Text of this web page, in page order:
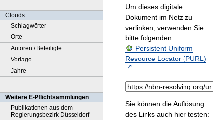
Clouds
Schlagwörter
Orte
Autoren / Beteiligte
Verlage
Jahre
Weitere E-Pflichtsammlungen
Publikationen aus dem
Regierungsbezirk Düsseldorf
Um dieses digitale
Dokument im Netz zu
verlinken, verwenden Sie
bitte folgenden
Persistent Uniform
Resource Locator (PURL)
:
Sie können die Auflösung
des Links auch hier testen: